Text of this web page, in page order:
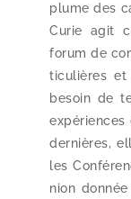
plume des
Curie agit
forum de
ti­cu­lières et
besoin de
expé­riences
der­nières,
les
nion